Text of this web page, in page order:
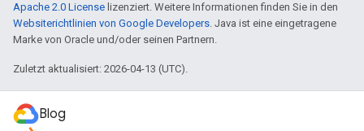
Apache 2.0 License lizenziert. Weitere Informationen finden Sie in den
Websiterichtlinien von Google Developers. Java ist eine eingetragene
Marke von Oracle und/oder seinen Partnern.
Zuletzt aktualisiert: 2026-04-13 (UTC).
Blog